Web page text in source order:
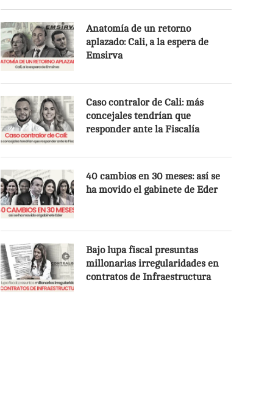
Anatomía de un retorno
aplazado: Cali, a la espera de
Emsirva
Caso contralor de Cali: más
concejales tendrían que
responder ante la Fiscalía
40 cambios en 30 meses: así se
ha movido el gabinete de Eder
Bajo lupa fiscal presuntas
millonarias irregularidades en
contratos de Infraestructura